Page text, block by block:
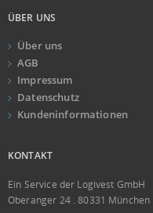
ÜBER UNS
Über uns
AGB
Impressum
Datenschutz
Kundeninformationen
KONTAKT
Ein Service der Logivest GmbH
Oberanger 24 . 80331 München